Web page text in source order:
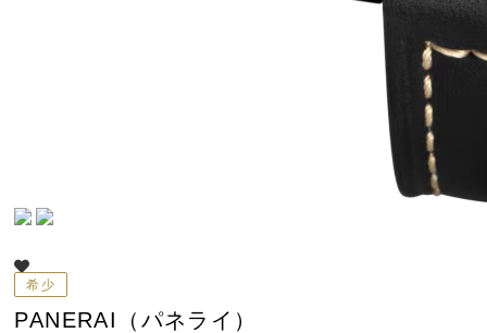
希少
PANERAI（パネライ）